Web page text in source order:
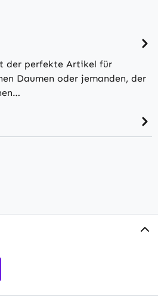
der perfekte Artikel für
Daumen oder jemanden, der